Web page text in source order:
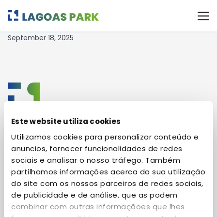
Este website utiliza cookies
Utilizamos cookies para personalizar conteúdo e
anuncios, fornecer funcionalidades de redes
sociais e analisar o nosso tráfego. Também
partilhamos informações acerca da sua utilização
do site com os nossos parceiros de redes sociais,
de publicidade e de análise, que as podem
combinar com outras informaçãoes que lhes
B15 – Floor 1
September 18, 2025
THE PARK
About Us
Life in the Park
Amenities
LIFESTYLE
News
Agenda
LOCATION
Park Map
SUSTAINABILITY